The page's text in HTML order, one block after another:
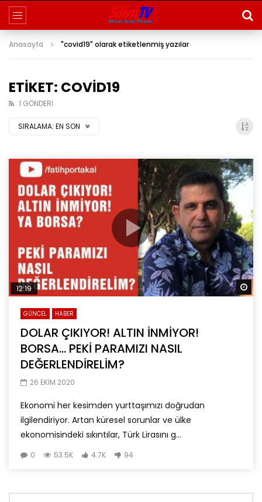
Anasayfa "covid19" olarak etiketlenmiş yazılar
ETIKET: COVID19
1 GÖNDERI
SIRALAMA: EN SON
12:19
GÜNCEL HABER
DOLAR ÇIKIYOR! ALTIN İNMİYOR!
BORSA… PEKİ PARAMIZI NASIL
DEĞERLENDİRELİM?
26 EKIM 2020
Ekonomi her kesimden yurttaşımızı doğrudan
ilgilendiriyor. Artan küresel sorunlar ve ülke
ekonomisindeki sıkıntılar, Türk Lirasını g...
0 53.5K 4.7K 94